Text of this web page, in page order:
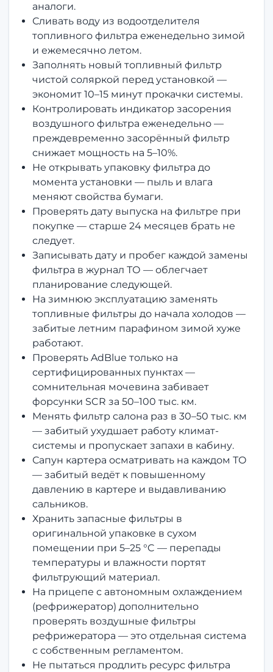
аналоги.
Сливать воду из водоотделителя
топливного фильтра еженедельно зимой
и ежемесячно летом.
Заполнять новый топливный фильтр
чистой соляркой перед установкой —
экономит 10–15 минут прокачки системы.
Контролировать индикатор засорения
воздушного фильтра еженедельно —
преждевременно засорённый фильтр
снижает мощность на 5–10%.
Не открывать упаковку фильтра до
момента установки — пыль и влага
меняют свойства бумаги.
Проверять дату выпуска на фильтре при
покупке — старше 24 месяцев брать не
следует.
Записывать дату и пробег каждой замены
фильтра в журнал ТО — облегчает
планирование следующей.
На зимнюю эксплуатацию заменять
топливные фильтры до начала холодов —
забитые летним парафином зимой хуже
работают.
Проверять AdBlue только на
сертифицированных пунктах —
сомнительная мочевина забивает
форсунки SCR за 50–100 тыс. км.
Менять фильтр салона раз в 30–50 тыс. км
— забитый ухудшает работу климат-
системы и пропускает запахи в кабину.
Сапун картера осматривать на каждом ТО
— забитый ведёт к повышенному
давлению в картере и выдавливанию
сальников.
Хранить запасные фильтры в
оригинальной упаковке в сухом
помещении при 5–25 °C — перепады
температуры и влажности портят
фильтрующий материал.
На прицепе с автономным охлаждением
(рефрижератор) дополнительно
проверять воздушные фильтры
рефрижератора — это отдельная система
с собственным регламентом.
Не пытаться продлить ресурс фильтра